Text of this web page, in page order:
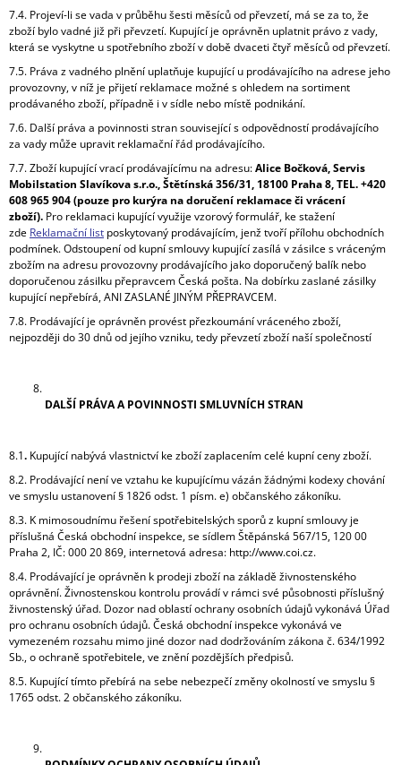
7.4. Projeví-li se vada v průběhu šesti měsíců od převzetí, má se za to, že
zboží bylo vadné již při převzetí. Kupující je oprávněn uplatnit právo z vady,
která se vyskytne u spotřebního zboží v době dvaceti čtyř měsíců od převzetí.
7.5. Práva z vadného plnění uplatňuje kupující u prodávajícího na adrese jeho
provozovny, v níž je přijetí reklamace možné s ohledem na sortiment
prodávaného zboží, případně i v sídle nebo místě podnikání.
7.6. Další práva a povinnosti stran související s odpovědností prodávajícího
za vady může upravit reklamační řád prodávajícího.
7.7. Zboží kupující vrací prodávajícímu na adresu:Alice Bočková, Servis
Mobilstation Slavíkova s.r.o., Štětínská 356/31, 18100 Praha 8, TEL. +420
608 965 904 (pouze pro kurýra na doručení reklamace či vrácení
zboží). Pro reklamaci kupující využije vzorový formulář, ke stažení
zde Reklamační list poskytovaný prodávajícím, jenž tvoří přílohu obchodních
podmínek. Odstoupení od kupní smlouvy kupující zasílá v zásilce s vráceným
zbožím na adresu provozovny prodávajícího jako doporučený balík nebo
doporučenou zásilku přepravcem Česká pošta. Na dobírku zaslané zásilky
kupující nepřebírá, ANI ZASLANÉ JINÝM PŘEPRAVCEM.
7.8. Prodávající je oprávněn provést přezkoumání vráceného zboží,
nejpozději do 30 dnů od jejího vzniku, tedy převzetí zboží naší společností
DALŠÍ PRÁVA A POVINNOSTI SMLUVNÍCH STRAN
8.1. Kupující nabývá vlastnictví ke zboží zaplacením celé kupní ceny zboží.
8.2. Prodávající není ve vztahu ke kupujícímu vázán žádnými kodexy chování
ve smyslu ustanovení § 1826 odst. 1 písm. e) občanského zákoníku.
8.3. K mimosoudnímu řešení spotřebitelských sporů z kupní smlouvy je
příslušná Česká obchodní inspekce, se sídlem Štěpánská 567/15, 120 00
Praha 2, IČ: 000 20 869, internetová adresa: http://www.coi.cz.
8.4. Prodávající je oprávněn k prodeji zboží na základě živnostenského
oprávnění. Živnostenskou kontrolu provádí v rámci své působnosti příslušný
živnostenský úřad. Dozor nad oblastí ochrany osobních údajů vykonává Úřad
pro ochranu osobních údajů. Česká obchodní inspekce vykonává ve
vymezeném rozsahu mimo jiné dozor nad dodržováním zákona č. 634/1992
Sb., o ochraně spotřebitele, ve znění pozdějších předpisů.
8.5. Kupující tímto přebírá na sebe nebezpečí změny okolností ve smyslu §
1765 odst. 2 občanského zákoníku.